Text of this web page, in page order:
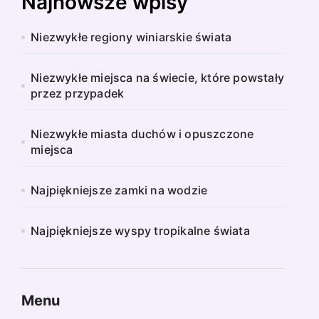
Niezwykłe regiony winiarskie świata
Niezwykłe miejsca na świecie, które powstały
przez przypadek
Niezwykłe miasta duchów i opuszczone
miejsca
Najpiękniejsze zamki na wodzie
Najpiękniejsze wyspy tropikalne świata
Menu